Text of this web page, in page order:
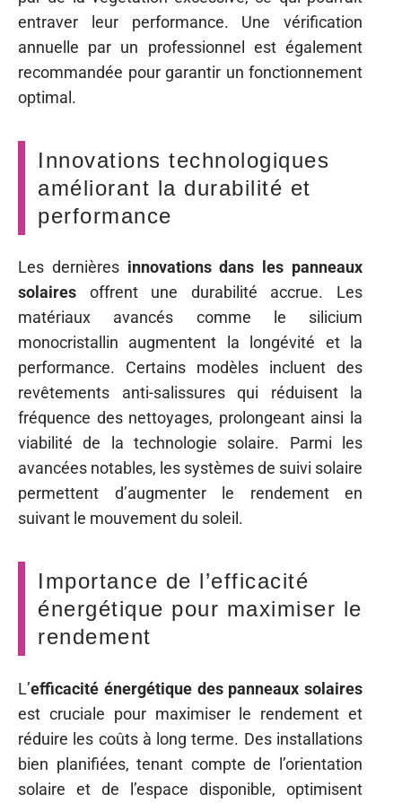
entraver leur performance. Une vérification
annuelle par un professionnel est également
recommandée pour garantir un fonctionnement
optimal.
Innovations technologiques
améliorant la durabilité et
performance
Les dernières innovations dans les panneaux
solaires offrent une durabilité accrue. Les
matériaux avancés comme le silicium
monocristallin augmentent la longévité et la
performance. Certains modèles incluent des
revêtements anti-salissures qui réduisent la
fréquence des nettoyages, prolongeant ainsi la
viabilité de la technologie solaire. Parmi les
avancées notables, les systèmes de suivi solaire
permettent d’augmenter le rendement en
suivant le mouvement du soleil.
Importance de l’efficacité
énergétique pour maximiser le
rendement
L’efficacité énergétique des panneaux solaires
est cruciale pour maximiser le rendement et
réduire les coûts à long terme. Des installations
bien planifiées, tenant compte de l’orientation
solaire et de l’espace disponible, optimisent